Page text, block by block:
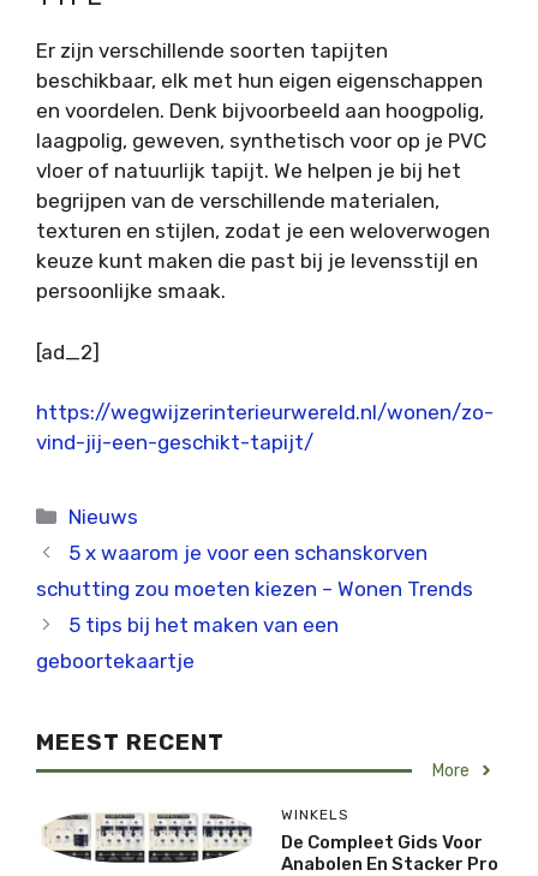
Er zijn verschillende soorten tapijten
beschikbaar, elk met hun eigen eigenschappen
en voordelen. Denk bijvoorbeeld aan hoogpolig,
laagpolig, geweven, synthetisch voor op je PVC
vloer of natuurlijk tapijt. We helpen je bij het
begrijpen van de verschillende materialen,
texturen en stijlen, zodat je een weloverwogen
keuze kunt maken die past bij je levensstijl en
persoonlijke smaak.
[ad_2]
https://wegwijzerinterieurwereld.nl/wonen/zo-
vind-jij-een-geschikt-tapijt/
Categorieën
Nieuws
5 x waarom je voor een schanskorven
schutting zou moeten kiezen – Wonen Trends
5 tips bij het maken van een
geboortekaartje
MEEST RECENT
More
WINKELS
De Compleet Gids Voor
Anabolen En Stacker Pro